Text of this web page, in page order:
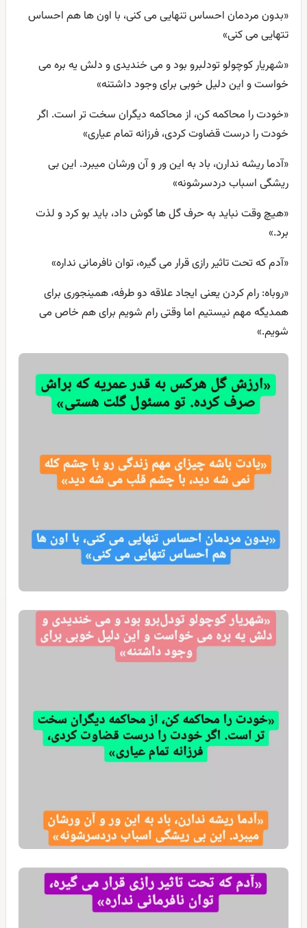
«بدون مردمان احساس تنهایی می کنی، با اون ها هم احساس
تتهایی می کنی»
«شهریار کوچولو تودلبرو بود و می خندیدی و دلش یه بره می
خواست و این دلیل خوبی برای وجود داشتنه»
«خودت را محاکمه کن، از محاکمه دیگران سخت تر است. اگر
خودت را درست قضاوت کردی، فرزانه تمام عیاری»
«آدما ریشه ندارن، باد به اين ور و آن ورشان ميبرد. این بی
ریشگی اسباب دردسرشونه»
«هیچ وقت نباید به حرف گل ها گوش داد، باید بو کرد و لذت
برد.»
«آدم که تحت تاثیر رازی قرار می گیره، توان نافرمانی نداره»
«روباه: رام کردن یعنی ایجاد علاقه دو طرفه، همینجوری برای
همدیگه مهم نیستیم اما وقتی رام شویم برای هم خاص می
شویم.»